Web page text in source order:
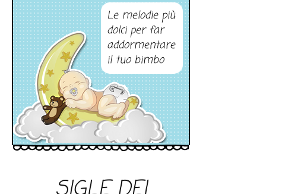
Le melodie più
dolci per far
addormentare
il tuo bimbo